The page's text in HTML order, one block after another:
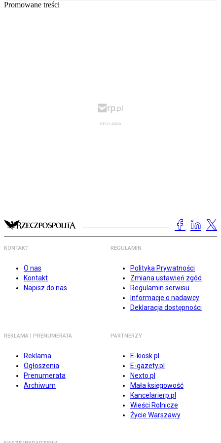
Promowane treści
KONTAKT
O nas
Kontakt
Napisz do nas
REGULAMIN
Polityka Prywatności
Zmiana ustawień zgód
Regulamin serwisu
Informacje o nadawcy
Deklaracja dostępności
REKLAMA I PRENUMERATA
Reklama
Ogłoszenia
Prenumerata
Archiwum
PARTNERZY
E-kiosk.pl
E-gazety.pl
Nexto.pl
Mała księgowość
Kancelarierp.pl
Wieści Rolnicze
Życie Warszawy